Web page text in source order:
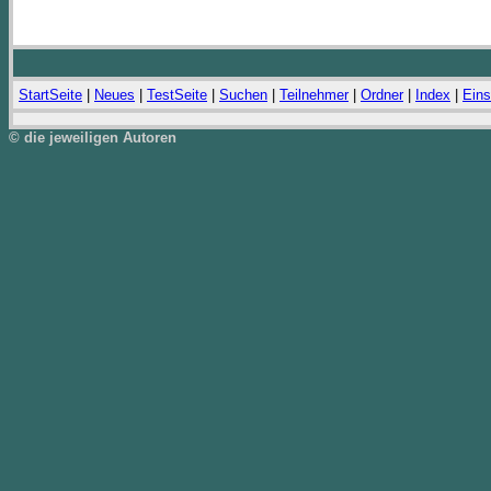
StartSeite Neues TestSeite Suchen Teilnehmer| Ordner| Index
© die jeweiligen Autoren